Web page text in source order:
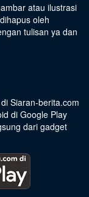
atau ilustrasi
oleh
tulisan ya dan
Siaran-berita.com
di Google Play
dari gadget